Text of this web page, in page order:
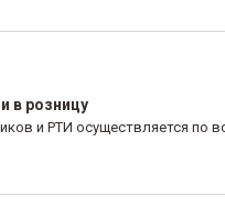
в розницу
и РТИ осуществляется по